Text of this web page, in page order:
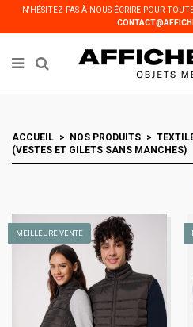
N'HÉSITEZ PAS À NOUS ÉCRIRE POUR
ACCUEIL NOS PRODUITS
(VESTES ET GILETS SANS MANCHES)
MEILLEURE VENTE
Panneau de gestion des cookies